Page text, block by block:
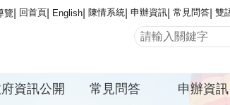
覽 回首頁 English 陳情系統 申辦資訊 常見問答 雙
資訊公開 常見問答 申辦資訊